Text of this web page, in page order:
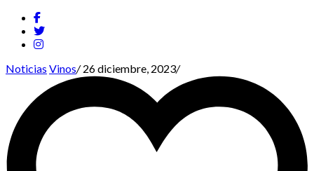
Noticias Vinos/26 diciembre, 2023/